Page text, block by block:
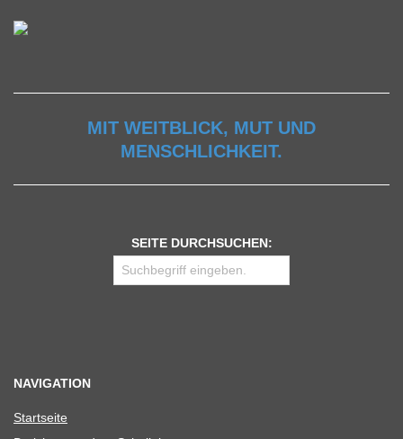
MIT WEITBLICK, MUT UND
MENSCHLICHKEIT.
SEITE DURCHSUCHEN:
NAVIGATION
Start­seite